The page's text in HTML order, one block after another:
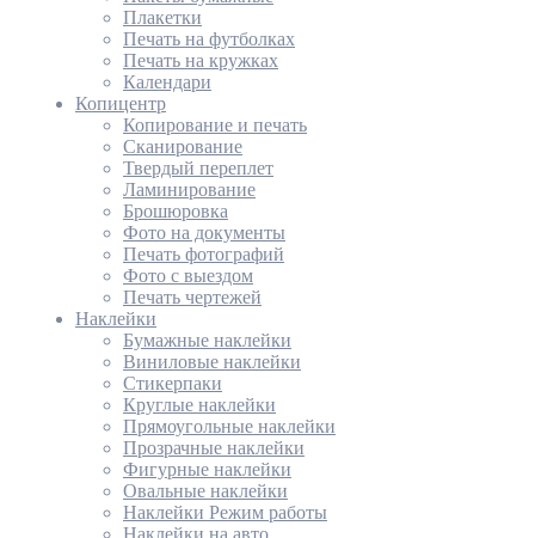
Плакетки
Печать на футболках
Печать на кружках
Календари
Копицентр
Копирование и печать
Сканирование
Твердый переплет
Ламинирование
Брошюровка
Фото на документы
Печать фотографий
Фото с выездом
Печать чертежей
Наклейки
Бумажные наклейки
Виниловые наклейки
Стикерпаки
Круглые наклейки
Прямоугольные наклейки
Прозрачные наклейки
Фигурные наклейки
Овальные наклейки
Наклейки Режим работы
Наклейки на авто